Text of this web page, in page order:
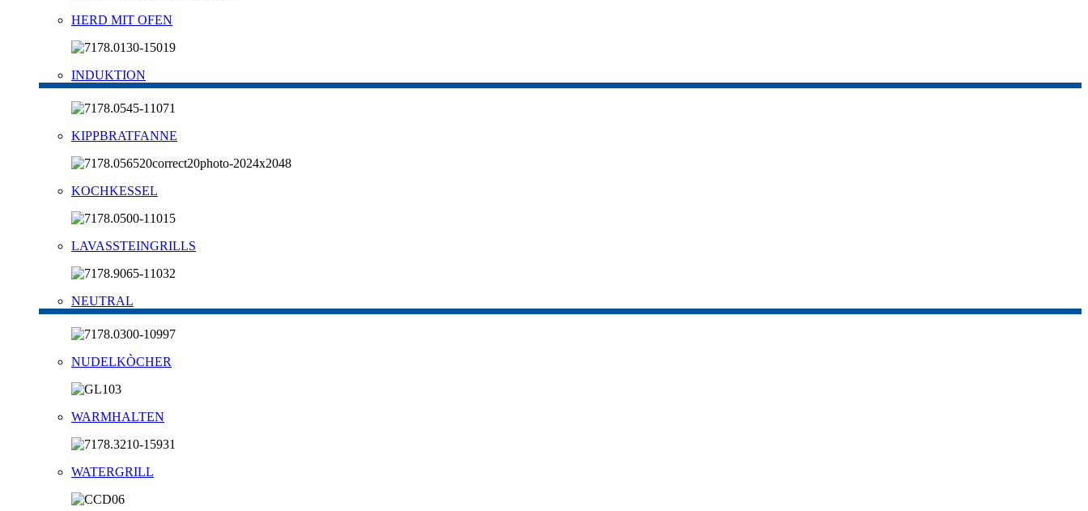
HERD MIT OFEN
INDUKTION
KIPPBRATFANNE
KOCHKESSEL
LAVASSTEINGRILLS
NEUTRAL
NUDELKÒCHER
WARMHALTEN
WATERGRILL